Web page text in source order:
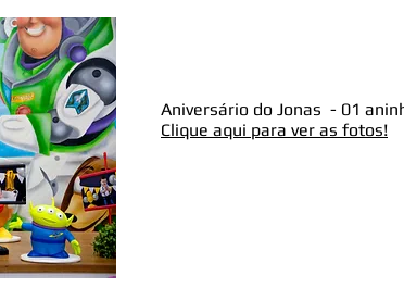
Aniversário do Jonas - 01
Clique aqui para ver as fotos!